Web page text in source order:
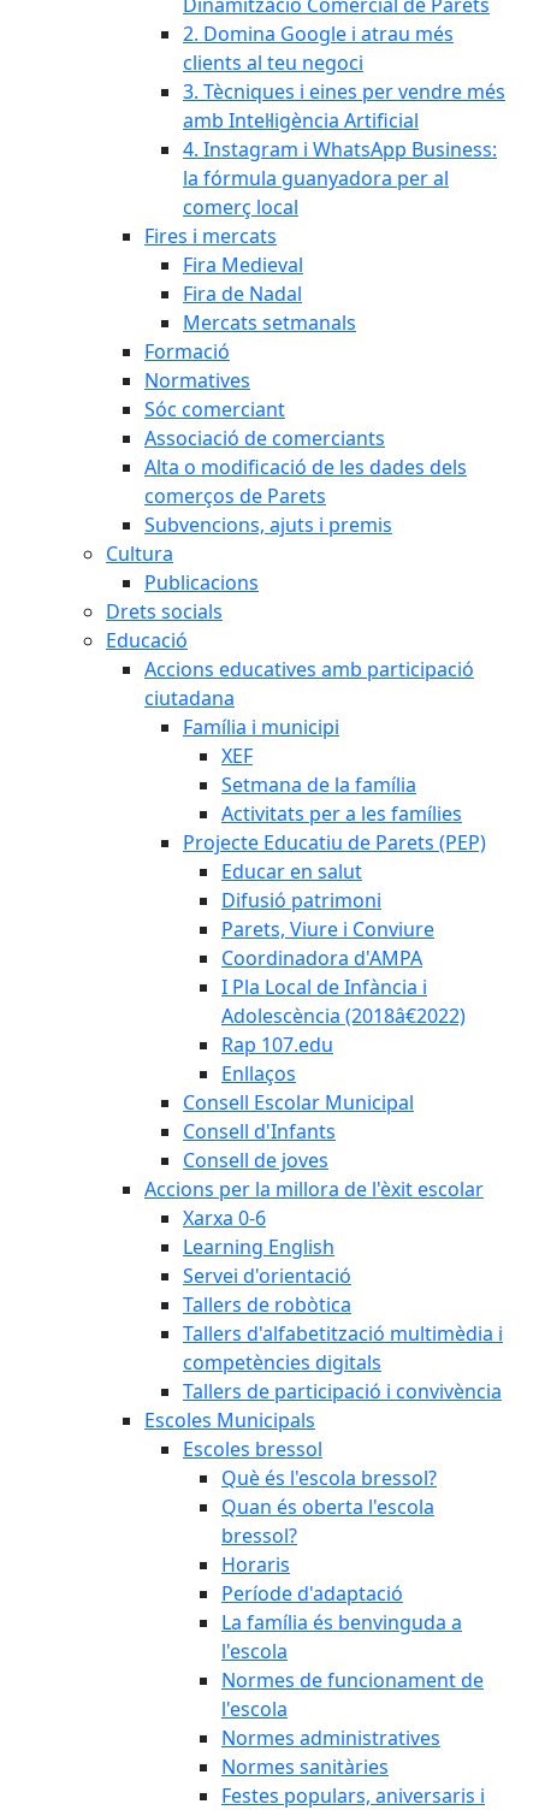
2. Domina Google i atrau més
clients al teu negoci
3. Tècniques i eines per vendre més
amb Intel·ligència Artificial
4. Instagram i WhatsApp Business:
la fórmula guanyadora per al
comerç local
Fires i mercats
Fira Medieval
Fira de Nadal
Mercats setmanals
Formació
Normatives
Sóc comerciant
Associació de comerciants
Alta o modificació de les dades dels
comerços de Parets
Subvencions, ajuts i premis
Cultura
Publicacions
Drets socials
Educació
Accions educatives amb participació
ciutadana
Família i municipi
XEF
Setmana de la família
Activitats per a les famílies
Projecte Educatiu de Parets (PEP)
Educar en salut
Difusió patrimoni
Parets, Viure i Conviure
Coordinadora d'AMPA
I Pla Local de Infància i
Adolescència (2018â€2022)
Rap 107.edu
Enllaços
Consell Escolar Municipal
Consell d'Infants
Consell de joves
Accions per la millora de l'èxit escolar
Xarxa 0-6
Learning English
Servei d'orientació
Tallers de robòtica
Tallers d'alfabetització multimèdia i
competències digitals
Tallers de participació i convivència
Escoles Municipals
Escoles bressol
Què és l'escola bressol?
Quan és oberta l'escola
bressol?
Horaris
Període d'adaptació
La família és benvinguda a
l'escola
Normes de funcionament de
l'escola
Normes administratives
Normes sanitàries
Festes populars, aniversaris i